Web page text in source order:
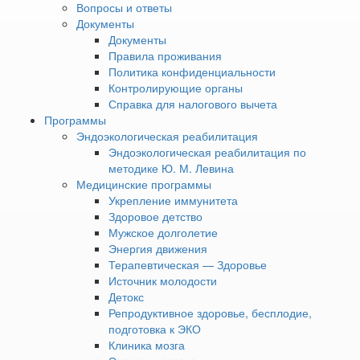
Вопросы и ответы
Документы
Документы
Правила проживания
Политика конфиденциальности
Контролирующие органы
Справка для налогового вычета
Программы
Эндоэкологическая реабилитация
Эндоэкологическая реабилитация по
методике Ю. М. Левина
Медицинские программы
Укрепление иммунитета
Здоровое детство
Мужское долголетие
Энергия движения
Терапевтическая — Здоровье
Источник молодости
Детокс
Репродуктивное здоровье, бесплодие,
подготовка к ЭКО
Клиника мозга
заключения
На курорте работает около 170 человек медицинского
персонала: санитарки, медсестры, врачи. Кроме того, что
все врачи имеют специализированное высшее
образование (многие по двум специальностям), они
продолжают свое обучение и постоянно повышают
уровень профессиональной компетенции.
Все врачи раз в 5 лет проходят курсы повышения
квалификации, сдают экзамены и получают сертификат
профпригодности. Специалисты сертифицированы.
Кроме этого, они постоянно принимают участие в
семинарах и научных конференциях, в том числе
международного уровня, посещают специализированные